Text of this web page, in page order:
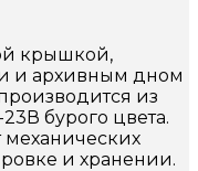
крышкой,
и архивным дном
из
бурого цвета.
механических
и хранении.